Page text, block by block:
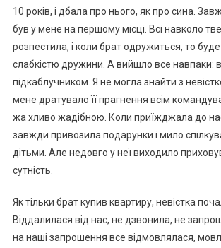
10 років, і дбала про нього, як про сина.
був у мене на першому місці. Всі навколо
розпестила, і коли брат одружиться, то
слабкістю дружини. А вийшло все навпаки:
підкаблучником. Я не могла знайти з
мене дратувало її прагнення всім
жа хливо жадібною. Коли приїжджала до нас
завжди привозила подарунки і мило
дітьми. Але недовго у неї виходило
сутність.
Як тільки брат купив квартиру, невістка
Віддалилася від нас, не дзвонила, не
на наші запрошення все відмовлялася,